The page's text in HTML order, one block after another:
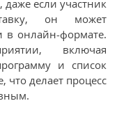
даже если участник
он может
в онлайн-формате.
включая
и список
что делает процесс